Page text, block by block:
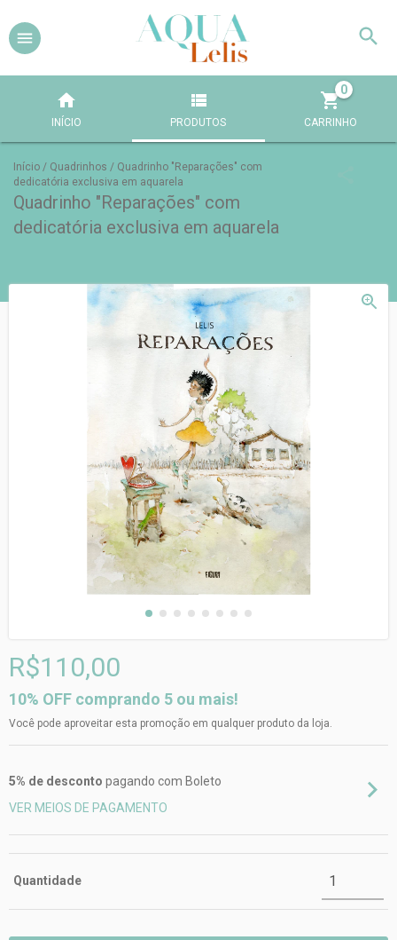
INÍCIO PRODUTOS CARRINHO
0
Início / Quadrinhos / Quadrinho "Reparações" com
dedicatória exclusiva em aquarela
Quadrinho "Reparações" com
dedicatória exclusiva em aquarela
R$110,00
10% OFF comprando 5 ou mais!
Você pode aproveitar esta promoção em qualquer produto da loja.
5% de desconto pagando com Boleto
VER MEIOS DE PAGAMENTO
Quantidade